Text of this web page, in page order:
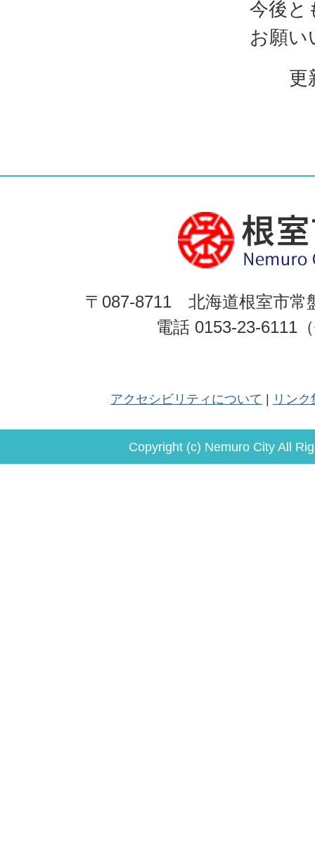
今後と
お願い
更
〒087-8711 北海道根室市常
電話 0153-23-6111
アクセシビリティについて リンク
Copyright (c) Nemuro City All